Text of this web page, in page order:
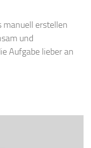
manuell erstellen
und
Aufgabe lieber an